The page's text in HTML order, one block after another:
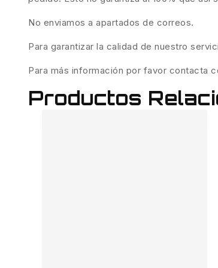
No enviamos a apartados de correos.
Para garantizar la calidad de nuestro
Para más información por favor contacta
Productos